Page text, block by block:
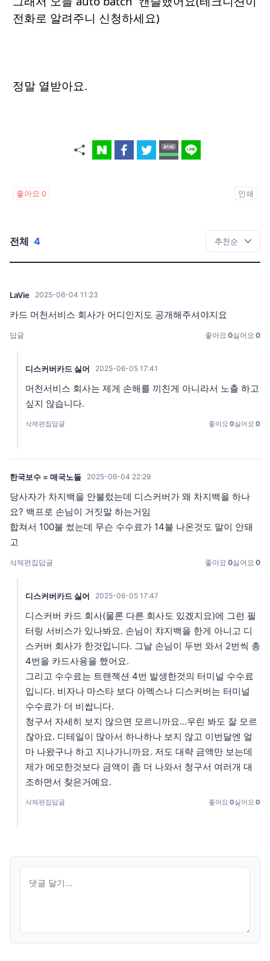
전화로 알려주니 신청하세요)
정말 열받아요.
좋아요 0 인쇄
전체 4
LaVie 2025-06-04 11:23
카드 머천서비스 회사가 어디인지도 공개해주셔야지요
답글 좋아요 0싫어요 0
디스커버카드 싫어 2025-06-05 17:41
머천서비스 회사는 제게 손해를 끼친게 아니라서 노출 하고
싶지 않습니다.
삭제편집답글 좋아요 0싫어요 0
한국보수 = 매국노들 2025-06-04 22:29
당사자가 차지백을 안불렀는데 디스커버가 왜 차지백을 하나
요? 백프로 손님이 거짓말 하는거임
합쳐서 100불 썼는데 무슨 수수료가 14불 나온것도 말이 안돼
고
삭제편집 답글 좋아요 0싫어요 0
디스커버카드 싫어 2025-06-05 17:47
디스커버 카드 회사(물론 다른 회사도 있겠지요)에 그런 필
터링 서비스가 있나봐요. 손님이 챠지백을 한게 아니고 디
스커버 회사가 한것입니다. 그날 손님이 두번 와서 2번씩 총
4번을 카드사용을 했어요.
그리고 수수료는 트랜젝션 4번 발생한것의 터미널 수수료
입니다. 비자나 마스타 보다 아멕스나 디스커버는 터미널
수수료가 더 비쌉니다.
청구서 자세히 보지 않으면 모르니까요...우린 봐도 잘 모르
잖아요. 디테일이 많아서 하나하나 보지 않고 이번달엔 얼
마 나왔구나 하고 지나가니까요. 저도 대략 금액만 보는데
제가 메모한것보다 금액이 좀 더 나와서 청구서 여러개 대
조하면서 찾은거예요.
삭제편집답글 좋아요 0싫어요 0